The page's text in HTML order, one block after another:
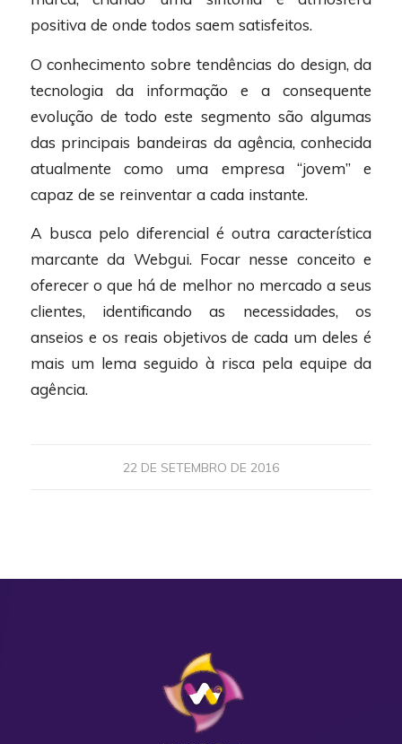
positiva de onde todos saem satisfeitos.
O conhecimento sobre tendências do design, da
tecnologia da informação e a consequente
evolução de todo este segmento são algumas
das principais bandeiras da agência, conhecida
atualmente como uma empresa “jovem” e
capaz de se reinventar a cada instante.
A busca pelo diferencial é outra característica
marcante da Webgui. Focar nesse conceito e
oferecer o que há de melhor no mercado a seus
clientes, identificando as necessidades, os
anseios e os reais objetivos de cada um deles é
mais um lema seguido à risca pela equipe da
agência.
22 DE SETEMBRO DE 2016